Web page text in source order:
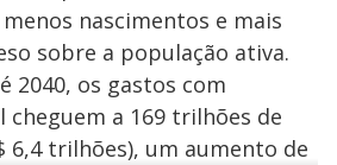
nascimentos e mais
sobre a população ativa.
2040, os gastos com
cheguem a 169 trilhões de
6,4 trilhões), um aumento de